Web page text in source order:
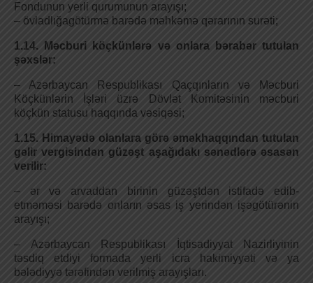
Fondunun yerli qurumunun arayışı;
– övladlığagötürmə barədə məhkəmə qərarının surəti;
1.14. Məcburi köçkünlərə və onlara bərabər tutulan
şəxslər:
– Azərbaycan Respublikası Qaçqınların və Məcburi
Köçkünlərin İşləri üzrə Dövlət Komitəsinin məcburi
köçkün statusu haqqında vəsiqəsi;
1.15. Himayədə olanlara görə əməkhaqqından tutulan
gəlir vergisindən güzəşt aşağıdakı sənədlərə əsasən
verilir:
– ər və arvaddan birinin güzəştdən istifadə edib-
etməməsi barədə onların əsas iş yerindən işəgötürənin
arayışı;
– Azərbaycan Respublikası İqtisadiyyat Nazirliyinin
təsdiq etdiyi formada yerli icra hakimiyyəti və ya
bələdiyyə tərəfindən verilmiş arayışları.